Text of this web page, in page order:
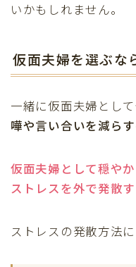
いかもしれません。
仮面夫婦を選ぶな
一緒に仮面夫婦とし
嘩や言い合いを減ら
仮面夫婦として穏やか
ストレスを外で発散す
ストレスの発散方法